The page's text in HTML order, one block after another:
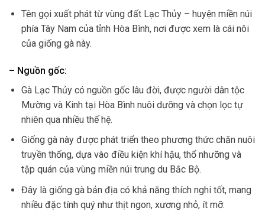
Tên gọi xuất phát từ vùng đất Lạc Thủy – huyện miền núi
phía Tây Nam của tỉnh Hòa Bình, nơi được xem là cái nôi
của giống gà này.
– Nguồn gốc:
Gà Lạc Thủy có nguồn gốc lâu đời, được người dân tộc
Mường và Kinh tại Hòa Bình nuôi dưỡng và chọn lọc tự
nhiên qua nhiều thế hệ.
Giống gà này được phát triển theo phương thức chăn nuôi
truyền thống, dựa vào điều kiện khí hậu, thổ nhưỡng và
tập quán của vùng miền núi trung du Bắc Bộ.
Đây là giống gà bản địa có khả năng thích nghi tốt, mang
nhiều đặc tính quý như thịt ngon, xương nhỏ, ít mỡ.